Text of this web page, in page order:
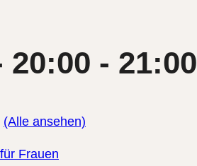
20:00 - 21:00
(Alle ansehen)
Frauen